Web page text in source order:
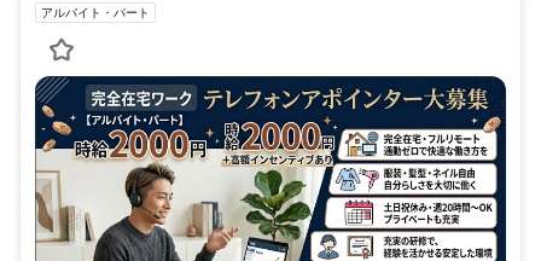
アルバイト・パート